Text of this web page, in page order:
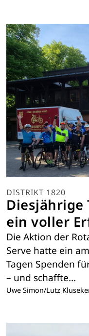
DISTRIKT 1820
Diesjährige
ein voller
Die Aktion der
Serve hatte ein
Tagen Spenden
– und schaffte…
Uwe Simon/Lutz